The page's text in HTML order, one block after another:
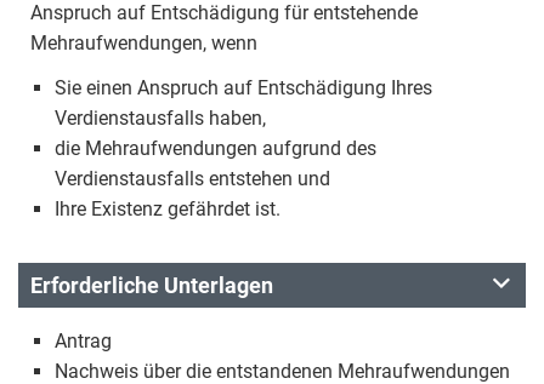
Anspruch auf Entschädigung für entstehende
Mehraufwendungen, wenn
Sie einen Anspruch auf Entschädigung Ihres
Verdienstausfalls haben,
die Mehraufwendungen aufgrund des
Verdienstausfalls entstehen und
Ihre Existenz gefährdet ist.
Erforderliche Unterlagen
Antrag
Nachweis über die entstandenen Mehraufwendungen